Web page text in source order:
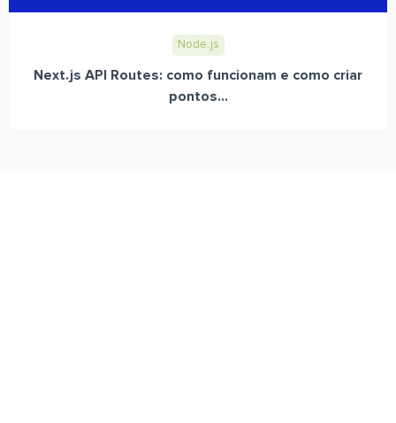
Node.js
Next.js API Routes: como funcionam e como criar
pontos...